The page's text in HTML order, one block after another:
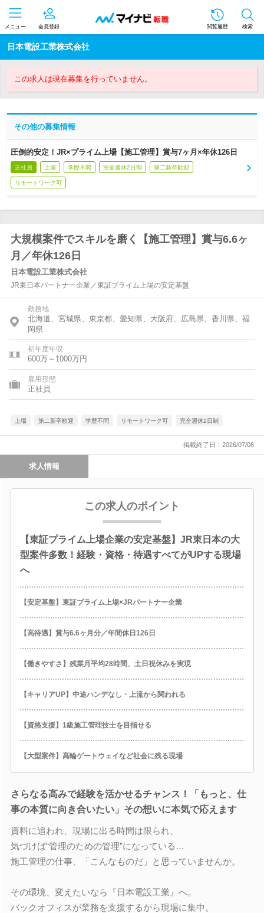
メニュー 会員登録 閲覧履歴 検索
日本電設工業株式会社
この求人は現在募集を行っていません。
その他の募集情報
圧倒的安定！JR×プライム上場【施工管理】賞与7ヶ月×年休126日
正社員 上場 学歴不問 完全週休2日制 第二新卒歓迎
リモートワーク可
大規模案件でスキルを磨く【施工管理】賞与6.6ヶ
月／年休126日
日本電設工業株式会社
JR東日本パートナー企業／東証プライム上場の安定基盤
勤務地
北海道、宮城県、東京都、愛知県、大阪府、広島県、香川県、福
岡県
初年度年収
600万～1000万円
雇用形態
正社員
上場 第二新卒歓迎 学歴不問 リモートワーク可 完全週休2日制
掲載終了日：2026/07/06
求人情報
この求人のポイント
【東証プライム上場企業の安定基盤】JR東日本の大
型案件多数！経験・資格・待遇すべてがUPする現場
へ
【安定基盤】東証プライム上場×JRパートナー企業
【高待遇】賞与6.6ヶ月分／年間休日126日
【働きやすさ】残業月平均28時間、土日祝休みを実現
【キャリアUP】中途ハンデなし・上流から関われる
【資格支援】1級施工管理技士を目指せる
【大型案件】高輪ゲートウェイなど社会に残る現場
さらなる高みで経験を活かせるチャンス！「もっと、仕
事の本質に向き合いたい」その想いに本気で応えます
資料に追われ、現場に出る時間は限られ、
気づけば“管理のための管理”になっている…
施工管理の仕事、「こんなものだ」と思っていませんか。
その環境、変えたいなら『日本電設工業』へ。
バックオフィスが業務を支援するから現場に集中。